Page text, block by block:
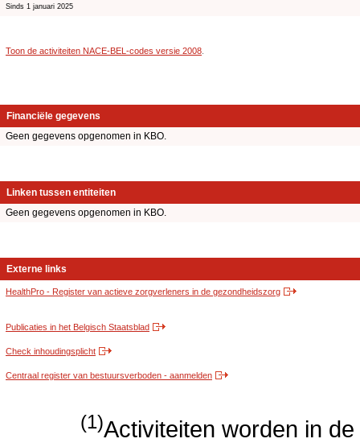
Sinds 1 januari 2025
Toon de activiteiten NACE-BEL-codes versie 2008
Financiële gegevens
Geen gegevens opgenomen in KBO.
Linken tussen entiteiten
Geen gegevens opgenomen in KBO.
Externe links
HealthPro - Register van actieve zorgverleners in de gezondheidszorg
Publicaties in het Belgisch Staatsblad
Check inhoudingsplicht
Centraal register van bestuursverboden - aanmelden
(1)Activiteiten worden in